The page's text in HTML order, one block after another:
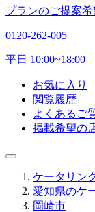
プランのご提案
0120-262-005
平日 10:00~18:00
お気に入り
閲覧履歴
よくあるご
掲載希望の
ケータリン
愛知県のケ
岡崎市